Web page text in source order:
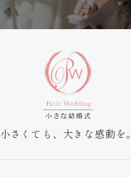
小さくても、大きな感動を。